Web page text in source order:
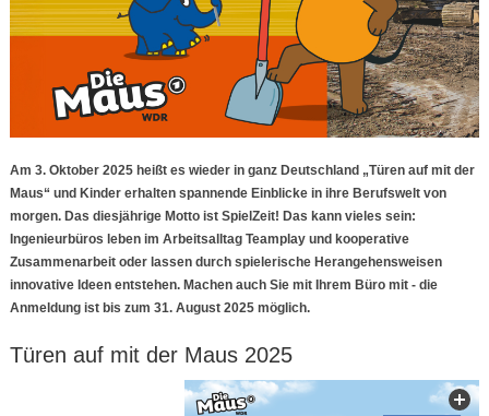
Am 3. Oktober 2025 heißt es wieder in ganz Deutschland „Türen auf mit der
Maus“ und Kinder erhalten spannende Einblicke in ihre Berufswelt von
morgen. Das diesjährige Motto ist SpielZeit! Das kann vieles sein:
Ingenieurbüros leben im Arbeitsalltag Teamplay und kooperative
Zusammenarbeit oder lassen durch spielerische Herangehensweisen
innovative Ideen entstehen. Machen auch Sie mit Ihrem Büro mit - die
Anmeldung ist bis zum 31. August 2025 möglich.
Türen auf mit der Maus 2025